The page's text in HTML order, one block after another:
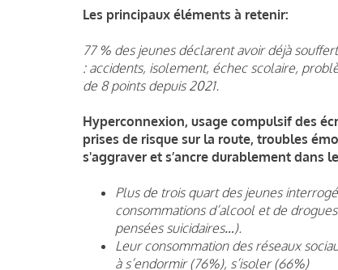
Les principaux éléments à retenir:
77 % des jeunes déclarent avoir déjà
: accidents, isolement, échec scolaire,
de 8 points depuis 2021.
Hyperconnexion, usage compulsif des
prises de risque sur la route, troubles
s'aggraver et s’ancre durablement dans
Plus de trois quart des jeunes
consommations d’alcool et de
pensées suicidaires…).
Leur consommation des réseaux
à s’endormir (76%), s’isoler (66%)